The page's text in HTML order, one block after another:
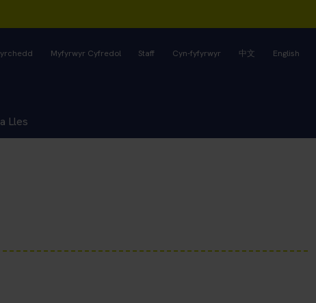
Myfyrwyr Cyfredol Staff Cyn-fyfyrwyr 中文 English
Lles